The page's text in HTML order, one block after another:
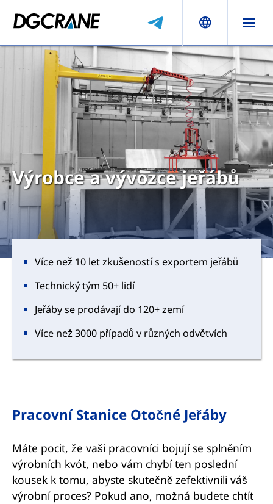
Výrobce a vývozce jeřábů
Více než 10 let zkušeností s exportem jeřábů
Technický tým 50+ lidí
Jeřáby se prodávají do 120+ zemí
Více než 3000 případů v různých odvětvích
Pracovní Stanice Otočné Jeřáby
Máte pocit, že vaši pracovníci bojují se splněním
výrobních kvót, nebo vám chybí ten poslední
kousek k tomu, abyste skutečně zefektivnili váš
výrobní proces? Pokud ano, možná budete chtít